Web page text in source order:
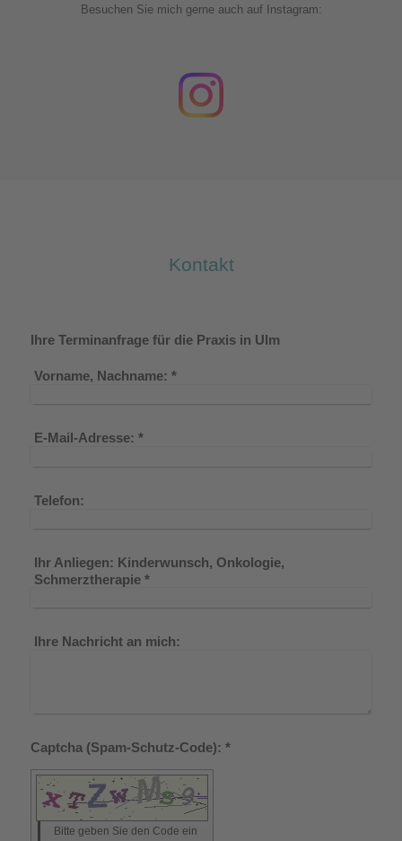
Besuchen Sie mich gerne auch auf Instagram:
Kontakt
Ihre Terminanfrage für die Praxis in Ulm
Vorname, Nachname: *
E-Mail-Adresse: *
Telefon:
Ihr Anliegen: Kinderwunsch, Onkologie,
Schmerztherapie*
Ihre Nachricht an mich:
Captcha (Spam-Schutz-Code): *
Bitte geben Sie den Code ein